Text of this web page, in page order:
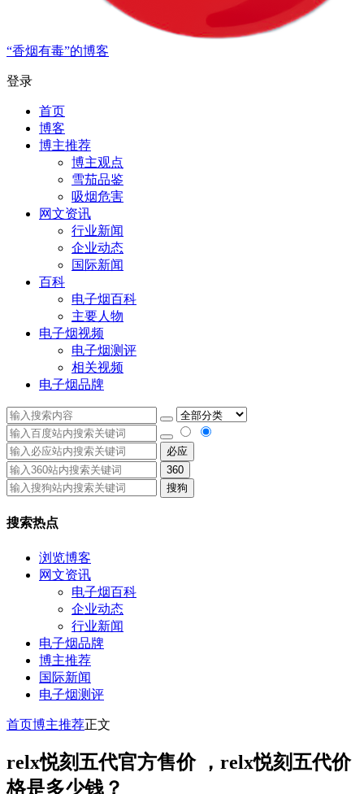
“香烟有毒”的博客
登录
首页
博客
博主推荐
博主观点
雪茄品鉴
吸烟危害
网文资讯
行业新闻
企业动态
国际新闻
百科
电子烟百科
主要人物
电子烟视频
电子烟测评
相关视频
电子烟品牌
必应
360
搜狗
搜索热点
浏览博客
网文资讯
电子烟百科
企业动态
行业新闻
电子烟品牌
博主推荐
国际新闻
电子烟测评
首页博主推荐正文
relx悦刻五代官方售价 ，relx悦刻五代价
格是多少钱？